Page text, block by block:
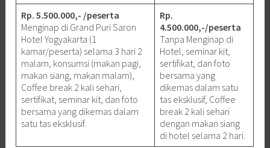
Rp. 5.500.000,- /peserta
Menginap di Grand Puri Saron
Hotel Yogyakarta (1
kamar/peserta) selama 3 hari 2
malam, konsumsi (makan pagi,
makan siang, makan malam),
Coffee break 2 kali sehari,
sertifikat, seminar kit, dan foto
bersama yang dikemas dalam
satu tas eksklusif.
Rp.
4.500.000,-/peserta
Tanpa Menginap di
Hotel, seminar kit,
sertifikat, dan foto
bersama yang
dikemas dalam satu
tas eksklusif, Coffee
break 2 kali sehari
dengan makan siang
di hotel selama 2 hari.